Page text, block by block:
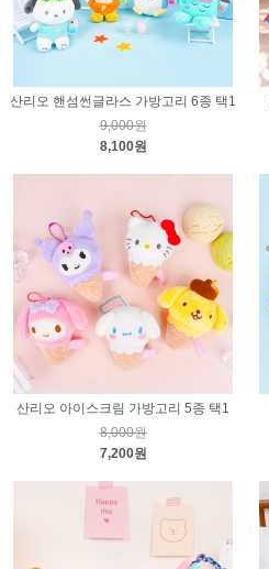
산리오 핸섬썬글라스 가방고리 6종 택1
9,000원
8,100원
산리오 아이스크림 가방고리 5종 택1
8,000원
7,200원